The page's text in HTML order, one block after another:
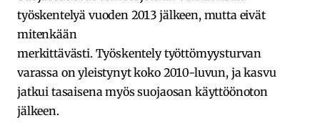
työskentelyä vuoden 2013 jälkeen, mutta eivät
mitenkään
merkittävästi. Työskentely työttömyysturvan
varassa on yleistynyt koko 2010-luvun, ja kasvu
jatkui tasaisena myös suojaosan käyttöönoton
jälkeen.